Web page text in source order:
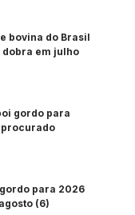
bovina do Brasil
dobra em julho
gordo para
para 2026
(6)